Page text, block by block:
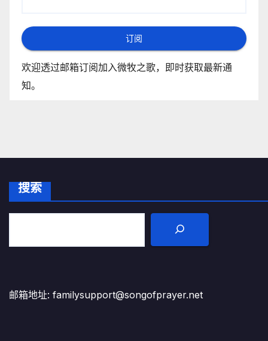
订阅
欢迎透过邮箱订阅加入微牧之歌，即时获取最新通
知。
搜索
邮箱地址: familysupport@songofprayer.net